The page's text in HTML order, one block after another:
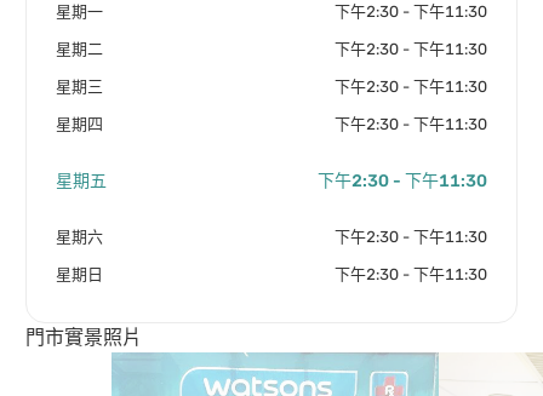
星期一 下午2:30 - 下午11:30
星期二 下午2:30 - 下午11:30
星期三 下午2:30 - 下午11:30
星期四 下午2:30 - 下午11:30
星期五 下午2:30 - 下午11:30
星期六 下午2:30 - 下午11:30
星期日 下午2:30 - 下午11:30
門市實景照片